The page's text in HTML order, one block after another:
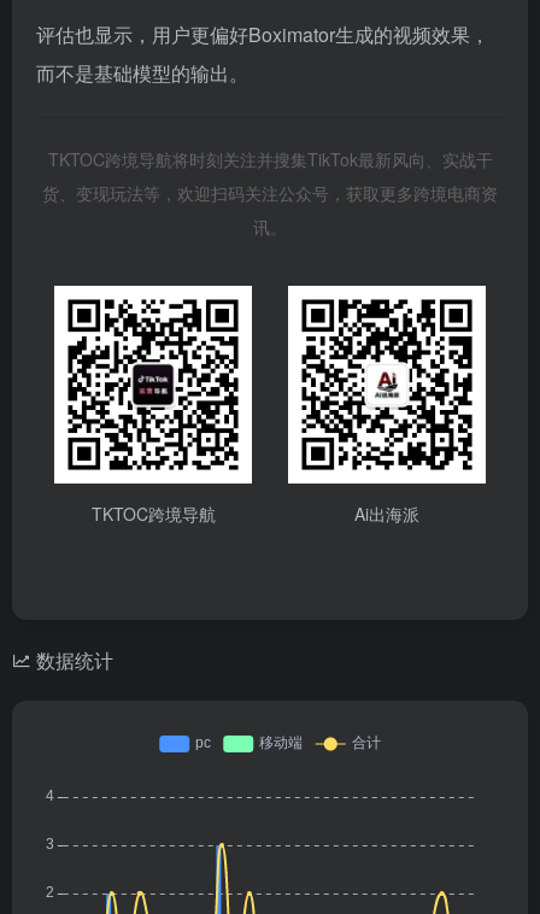
评估也显示，用户更偏好Boximator生成的视频效果，
而不是基础模型的输出。
TKTOC跨境导航将时刻关注并搜集TikTok最新风向、实战干
货、变现玩法等，欢迎扫码关注公众号，获取更多跨境电商资
讯。
TKTOC跨境导航 Ai出海派
数据统计